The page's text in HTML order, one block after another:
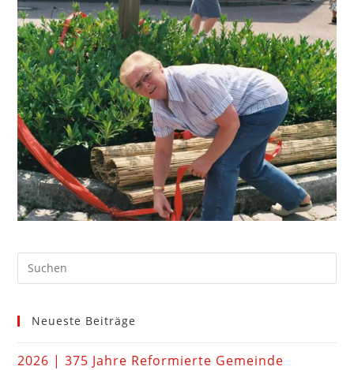
Neueste Beiträge
2026 | 375 Jahre Reformierte Gemeinde